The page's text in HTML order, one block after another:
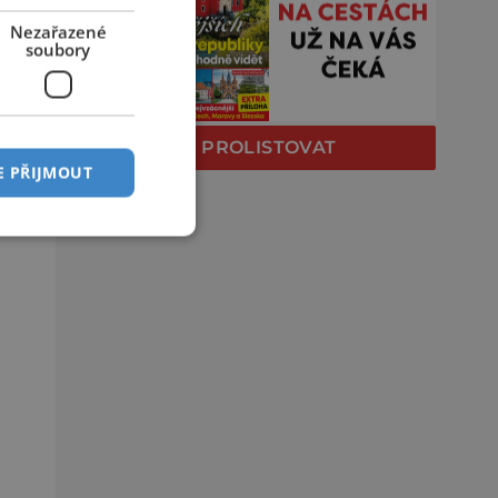
PROLISTOVAT
Nezařazené
soubory
PŘIJMOUT